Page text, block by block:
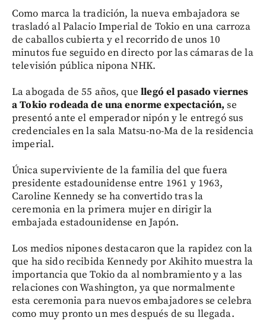
Como marca la tradición, la nueva embajadora se
trasladó al Palacio Imperial de Tokio en una carroza
de caballos cubierta y el recorrido de unos 10
minutos fue seguido en directo por las cámaras de la
televisión pública nipona NHK.
La abogada de 55 años, que llegó el pasado viernes
a Tokio rodeada de una enorme expectación, se
presentó ante el emperador nipón y le entregó sus
credenciales en la sala Matsu-no-Ma de la residencia
imperial.
Única superviviente de la familia del que fuera
presidente estadounidense entre 1961 y 1963,
Caroline Kennedy se ha convertido tras la
ceremonia en la primera mujer en dirigir la
embajada estadounidense en Japón.
Los medios nipones destacaron que la rapidez con la
que ha sido recibida Kennedy por Akihito muestra la
importancia que Tokio da al nombramiento y a las
relaciones con Washington, ya que normalmente
esta ceremonia para nuevos embajadores se celebra
como muy pronto un mes después de su llegada.